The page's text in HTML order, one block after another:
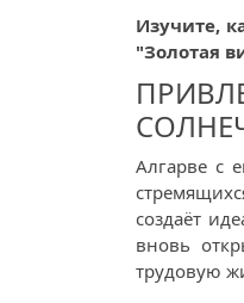
Изучите,
"Золотая
Алгарве с
создаёт
вновь
трудовую